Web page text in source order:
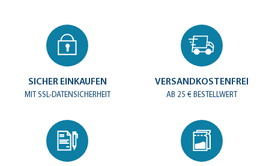
SICHER EINKAUFEN
MIT SSL-DATENSICHERHEIT
VERSANDKOSTENFREI
AB 25 € BESTELLWERT